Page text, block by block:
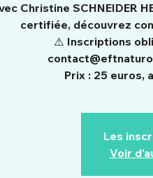
Christine SCHNEIDER
certifiée, découvrez
⚠️ Inscriptions
Prix : 25 euros,
Les
Voir